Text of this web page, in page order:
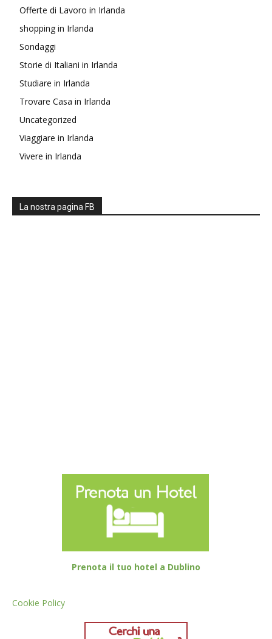
Offerte di Lavoro in Irlanda
shopping in Irlanda
Sondaggi
Storie di Italiani in Irlanda
Studiare in Irlanda
Trovare Casa in Irlanda
Uncategorized
Viaggiare in Irlanda
Vivere in Irlanda
La nostra pagina FB
Prenota il tuo hotel a Dublino
Cookie Policy